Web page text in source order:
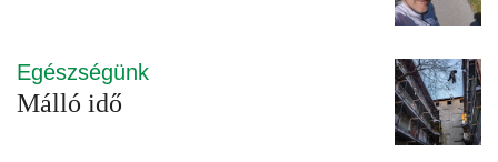
Egészségünk
Málló idő